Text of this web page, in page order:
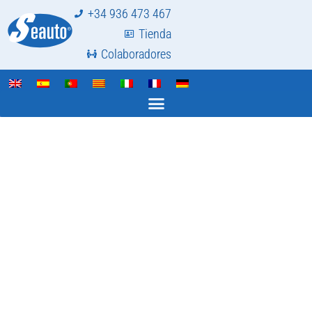
+34 936 473 467
Tienda
Colaboradores